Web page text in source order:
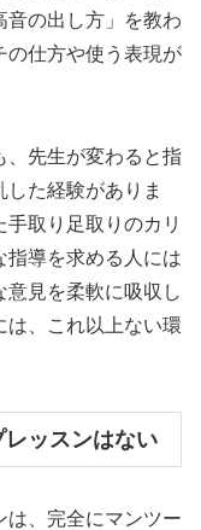
音の出し方」を教わ
の仕方や使う表現が
、先生が変わると指
た経験がありま
取り足取りのカリ
指導を求める人には
見を柔軟に吸収し
は、これ以上ない環
ッスンはない
は、完全にマンツー